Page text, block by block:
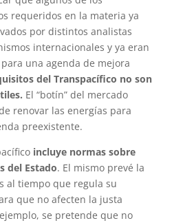
requeridos en la materia ya
por distintos analistas
internacionales y ya eran
una agenda de mejora
del Transpacífico no son
El “botín” del mercado
renovar las energías para
preexistente.
incluye normas sobre
del Estado. El mismo prevé la
al tiempo que regula su
que no afecten la justa
se pretende que no